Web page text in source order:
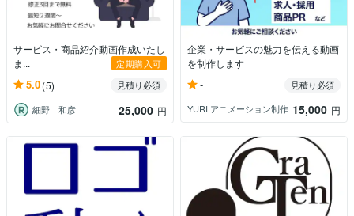
サービス・商品紹介動画作成いたし
ま...
定期購入可
5.0(5)
見積り必須
細野 和彦
25,000 円
企業・サービスの魅力を伝える動画
を制作します
-
見積り必須
YURI アニメーション制作 15,000 円